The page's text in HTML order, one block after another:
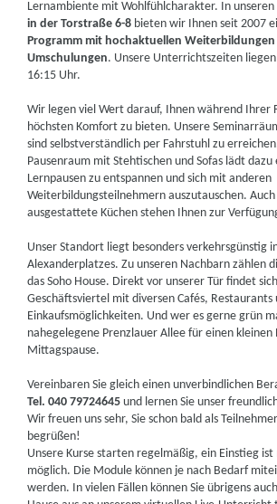
Lernambiente mit Wohlfühlcharakter. In unseren
in der Torstraße 6-8 bieten wir Ihnen seit 2007
Programm mit hochaktuellen
Umschulungen. Unsere Unterrichtszeiten
16:15 Uhr.
Wir legen viel Wert darauf, Ihnen während Ihrer
höchsten Komfort zu bieten. Unsere
sind selbstverständlich per Fahrstuhl zu
Pausenraum mit Stehtischen und Sofas lädt dazu
Lernpausen zu entspannen und sich mit anderen
Weiterbildungsteilnehmern auszutauschen.
ausgestattete Küchen stehen Ihnen zur
Unser Standort liegt besonders verkehrsgünstig
Alexanderplatzes. Zu unseren Nachbarn zählen
das Soho House. Direkt vor unserer Tür findet
Geschäftsviertel mit diversen Cafés, Restaurants
Einkaufsmöglichkeiten. Und wer es gerne grün
nahegelegene Prenzlauer Allee für einen kleinen
Mittagspause.
Vereinbaren Sie gleich einen unverbindlichen
Tel. 040 79724645 und lernen Sie unser
Wir freuen uns sehr, Sie schon bald als
begrüßen!
Unsere Kurse starten regelmäßig, ein Einstieg
möglich. Die Module können je nach Bedarf
werden. In vielen Fällen können Sie übrigens